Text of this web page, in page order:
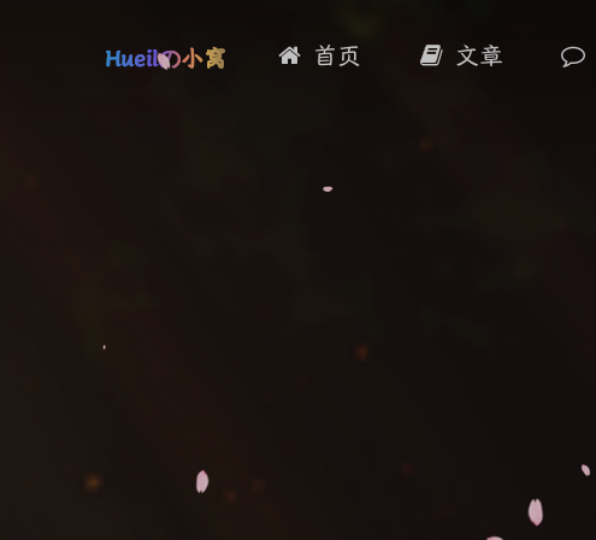
Hueilの小窝 首页 文章